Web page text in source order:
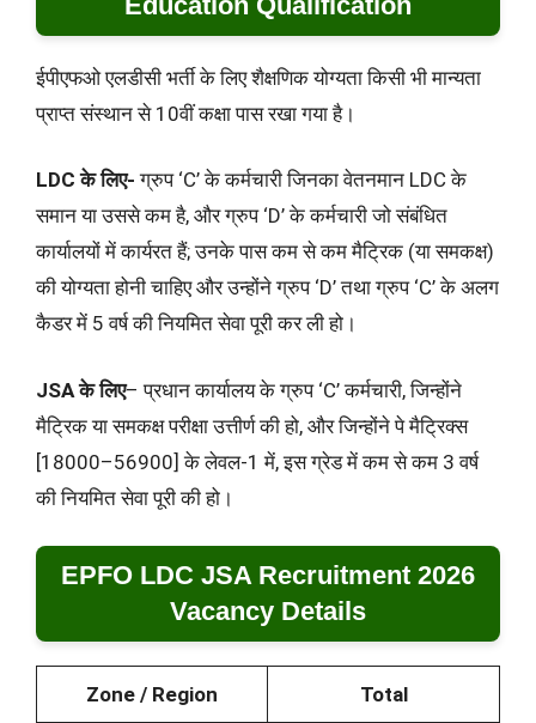
ईपीएफओ एलडीसी भर्ती के लिए शैक्षणिक योग्यता किसी भी मान्यता
प्राप्त संस्थान से 10वीं कक्षा पास रखा गया है।
LDC के लिए- ग्रुप ‘C’ के कर्मचारी जिनका वेतनमान LDC के
समान या उससे कम है, और ग्रुप ‘D’ के कर्मचारी जो संबंधित
कार्यालयों में कार्यरत हैं; उनके पास कम से कम मैट्रिक (या समकक्ष)
की योग्यता होनी चाहिए और उन्होंने ग्रुप ‘D’ तथा ग्रुप ‘C’ के अलग
कैडर में 5 वर्ष की नियमित सेवा पूरी कर ली हो।
JSA के लिए– प्रधान कार्यालय के ग्रुप ‘C’ कर्मचारी, जिन्होंने
मैट्रिक या समकक्ष परीक्षा उत्तीर्ण की हो, और जिन्होंने पे मैट्रिक्स
[18000–56900] के लेवल-1 में, इस ग्रेड में कम से कम 3 वर्ष
की नियमित सेवा पूरी की हो।
EPFO LDC JSA Recruitment 2026
Vacancy Details
Zone / Region Total